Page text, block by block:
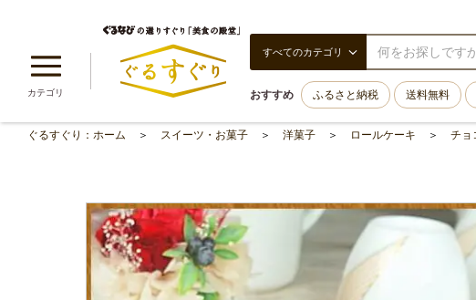
カテゴリ
すべてのカテゴリ
おすすめ ふるさと納税 送料無料
ぐるすぐり：ホーム スイーツ・お菓子 洋菓子 ロールケーキ チョ